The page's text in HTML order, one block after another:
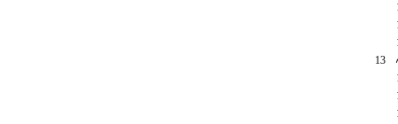
12
12
12
13
13
13
13